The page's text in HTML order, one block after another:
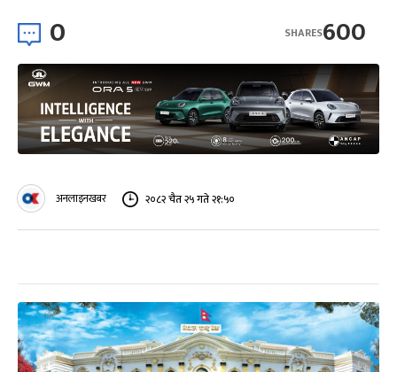
0 600
SHARES
अनलाइनखबर २०८२ चैत २५ गते २१:५०